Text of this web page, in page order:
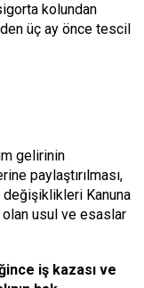
kolundan
üç ay önce tescil
gelirinin
paylaştırılması,
Kanuna
usul ve esaslar
iş kazası ve